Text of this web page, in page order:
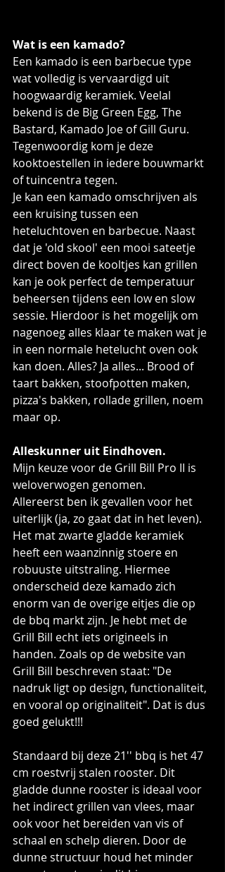
Wat is een kamado?
Een kamado is een barbecue type
wat volledig is vervaardigd uit
hoogwaardig keramiek. Veelal
bekend is de Big Green Egg, The
Bastard, Kamado Joe of Gill Guru.
Tegenwoordig kom je deze
kooktoestellen in iedere bouwmarkt
of tuincentra tegen.
Je kan een kamado omschrijven als
een kruising tussen een
heteluchtoven en barbecue. Naast
dat je 'old skool' een mooi sateetje
direct boven de kooltjes kan grillen
kan je ook perfect de temperatuur
beheersen tijdens een low en slow
sessie. Hierdoor is het mogelijk om
nagenoeg alles klaar te maken wat je
in een normale hetelucht oven ook
kan doen. Alles? Ja alles... Brood of
taart bakken, stoofpotten maken,
pizza's bakken, rollade grillen, noem
maar op.
Alleskunner uit Eindhoven.
Mijn keuze voor de Grill Bill Pro II is
weloverwogen genomen.
Allereerst ben ik gevallen voor het
uiterlijk (ja, zo gaat dat in het leven).
Het mat zwarte gladde keramiek
heeft een waanzinnig stoere en
robuuste uitstraling. Hiermee
onderscheid deze kamado zich
enorm van de overige eitjes die op
de bbq markt zijn. Je hebt met de
Grill Bill echt iets origineels in
handen. Zoals op de website van
Grill Bill beschreven staat: "De
nadruk ligt op design, functionaliteit,
en vooral op originaliteit". Dat is dus
goed gelukt!!!
Standaard bij deze 21'' bbq is het 47
cm roestvrij stalen rooster. Dit
gladde dunne rooster is ideaal voor
het indirect grillen van vlees, maar
ook voor het bereiden van vis of
schaal en schelp dieren. Door de
dunne structuur houd het minder